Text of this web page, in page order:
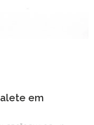
em